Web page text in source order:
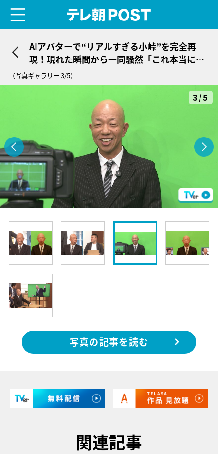
AIアバターで“リアルすぎる小峠”を完全再
現！現れた瞬間から一同騒然「これ本当にA
I？」
（写真ギャラリー 3/5）
3/5
写真の記事を読む
関連記事